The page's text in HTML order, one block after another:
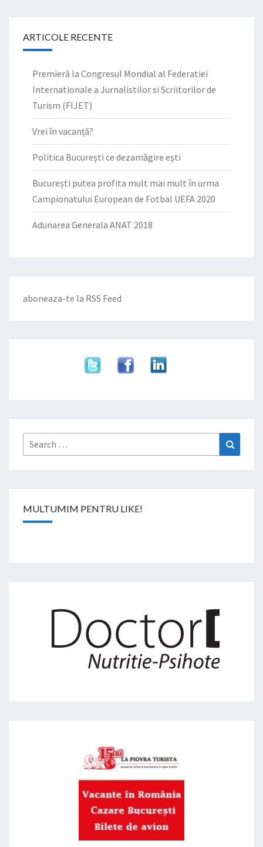
ARTICOLE RECENTE
Premieră la Congresul Mondial al Federatiei
Internationale a Jurnalistilor si Scriitorilor de
Turism (FIJET)
Vrei în vacanță?
Politica București ce dezamăgire ești
București putea profita mult mai mult în urma
Campionatului European de Fotbal UEFA 2020
Adunarea Generala ANAT 2018
aboneaza-te la RSS Feed
Search
for:
MULTUMIM PENTRU LIKE!